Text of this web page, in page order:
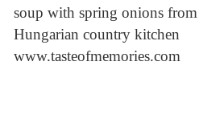
soup with spring onions
Hungarian country kitchen
www.tasteofmemories.com